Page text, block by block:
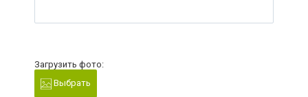
Загрузить фото:
Выбрать